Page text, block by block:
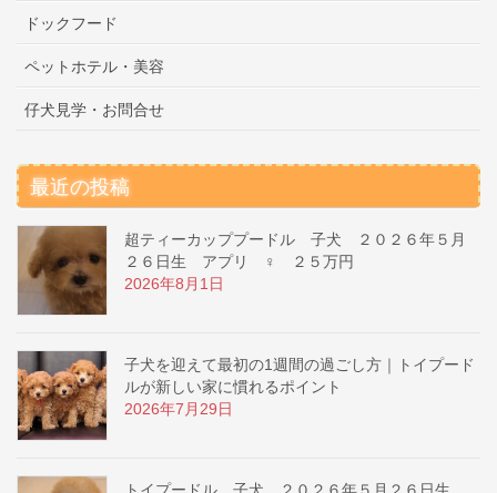
ドックフード
ペットホテル・美容
仔犬見学・お問合せ
最近の投稿
超ティーカッププードル 子犬 ２０２６年５月
２６日生 アプリ ♀ ２５万円
2026年8月1日
子犬を迎えて最初の1週間の過ごし方｜トイプード
ルが新しい家に慣れるポイント
2026年7月29日